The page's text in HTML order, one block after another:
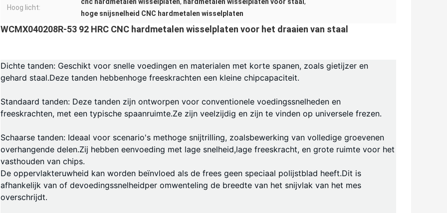
Hoog licht:
cnc hardmetalen wisselplaten, hardmetalen wisselplaten voor staal ,
hoge snijsnelheid CNC hardmetalen wisselplaten
WCMX040208R-53 92 HRC CNC hardmetalen wisselplaten voor het draaien van staal
Dichte tanden: Geschikt voor snelle voedingen en materialen met korte spanen, zoals gietijzer en
gehard staal.Deze tanden hebbenhoge freeskrachten een kleine chipcapaciteit.
Standaard tanden: Deze tanden zijn ontworpen voor conventionele voedingssnelheden en
freeskrachten, met een typische spaanruimte.Ze zijn veelzijdig en zijn te vinden op universele frezen.
Schaarse tanden: Ideaal voor scenario's methoge snijtrilling, zoalsbewerking van volledige groevenen
overhangende delen.Zij hebben eenvoeding met lage snelheid,lage freeskracht, en grote ruimte voor het
vasthouden van chips.
De oppervlakteruwheid kan worden beïnvloed als de frees geen speciaal polijstblad heeft.Dit is
afhankelijk van of devoedingssnelheidper omwenteling de breedte van het snijvlak van het mes
overschrijdt.